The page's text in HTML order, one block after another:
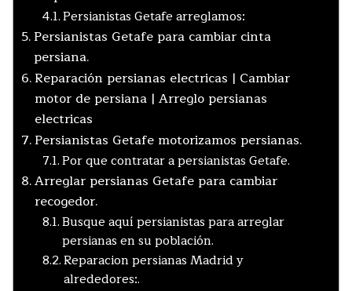
Persianistas Getafe arreglamos:
Persianistas Getafe para cambiar cinta
persiana.
Reparación persianas electricas | Cambiar
motor de persiana | Arreglo persianas
electricas
Persianistas Getafe motorizamos persianas.
Por que contratar a persianistas Getafe.
Arreglar persianas Getafe para cambiar
recogedor.
Busque aquí persianistas para arreglar
persianas en su población.
Reparacion persianas Madrid y
alrededores:.